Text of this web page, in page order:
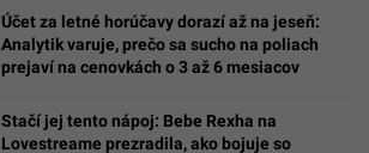
Účet za letné horúčavy dorazí až na jeseň:
Analytik varuje, prečo sa sucho na poliach
prejaví na cenovkách o 3 až 6 mesiacov
Stačí jej tento nápoj: Bebe Rexha na
Lovestreame prezradila, ako bojuje so